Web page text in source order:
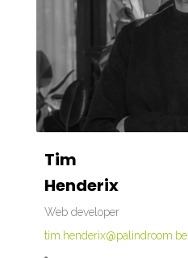
Tim
Henderix
Web developer
tim.henderix@palindroom.be